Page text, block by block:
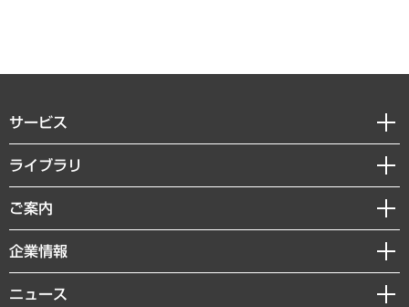
サービス
経営戦略
組織・人事戦略
デジタルイノベーション
共生・ダイバーシティ
ライブラリ
経済調査
レポート
コラム
ご案内
セミナー・イベント情報
MUFGビジネスセミナー
受託案件情報
企業情報
私たちの想い
ニュース